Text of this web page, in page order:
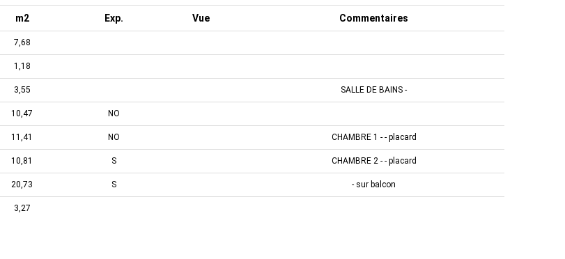
m2 Exp. Vue Commentaires
7,68
1,18
3,55 SALLE DE BAINS -
10,47 NO
11,41 NO CHAMBRE 1 - - placard
10,81 S CHAMBRE 2 - - placard
20,73 S - sur balcon
3,27